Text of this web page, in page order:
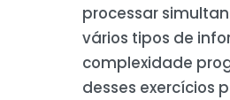
processar
vários tipos de
complexidade
desses exercícios